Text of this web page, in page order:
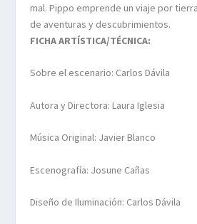
mal. Pippo emprende un viaje por
de aventuras y descubrimientos.
FICHA ARTÍSTICA/TÉCNICA:
Sobre el escenario: Carlos Dávila
Autora y Directora: Laura Iglesia
Música Original: Javier Blanco
Escenografía: Josune Cañas
Diseño de Iluminación: Carlos Dávila